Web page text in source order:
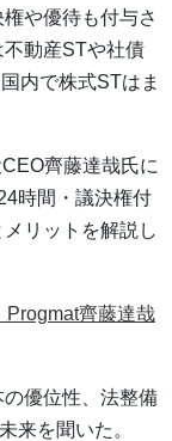
や優待も付与さ
動産STや社債
内で株式STはま
齊藤達哉氏に
時間・議決権付
リットを解説し
齊藤達哉
優位性、法整備
来を聞いた。